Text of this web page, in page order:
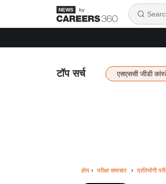
by
टॉप सर्च एसएससी जीडी
होम परीक्षा समाचार प्रतियोगी